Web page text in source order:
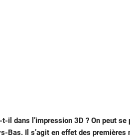
il dans l’impression 3D ? On peut se
Bas. Il s’agit en effet des